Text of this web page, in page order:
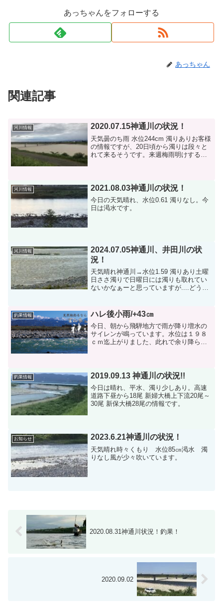
あっちゃんをフォローする
あっちゃん
関連記事
河川情報 2020.07.15神通川の状況！
天気曇のち雨 水位244cm 濁りありお客様
の情報ですが、20日頃から濁りは段々と
れて来るそうです。来週梅雨明けする感
河川情報 2021.08.03神通川の状況！
今日の天気晴れ、水位0.61 濁りなし。今
日は渇水です。
河川情報
2024.07.05神通川、井田川の状
況！
天気晴れ神通川→水位1.59 濁りあり土曜
日ささ濁りで日曜日には濁りも取れてい
ないかなぁーと思っていますが....どうで
す。明日は濁りも取れていると思いま
す。井田川
釣果情報 ハレ後小雨/+43㎝
今日、朝から飛騨地方で雨が降り増水の
サイレンが鳴っています。水位は１９８
ｃｍ迄上がりました、此れで余り降らな
群馬県の石原さんが来られ...
釣果情報 2019.09.13 神通川の状況!!
今日は晴れ、平水、濁り少しあり。高速
道路下昼から18尾 新婦大橋上下流20尾～
30尾 新保大橋28尾の情報です。
お知らせ 2023.6.21神通川の状況！
天気晴れ時々くもり 水位85㎝渇水 濁
りなし風が少々吹いています。
2020.08.31神通川状況！釣果！
2020.09.02